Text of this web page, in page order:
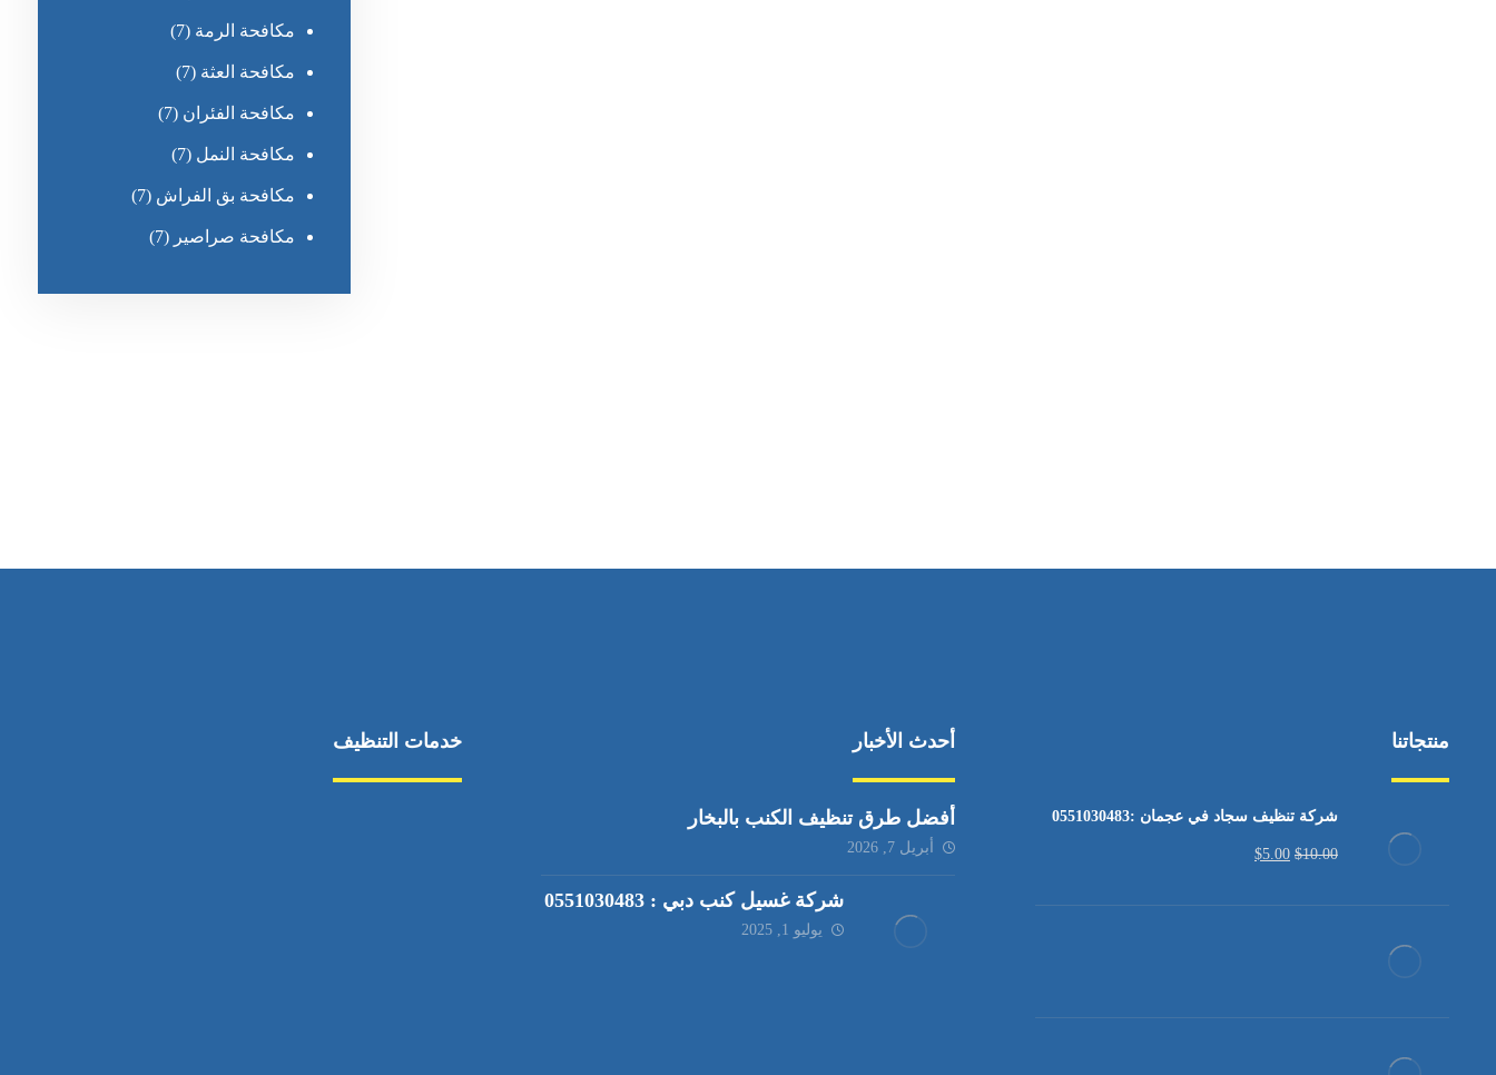
مكافحة الرمة (7)
مكافحة العثة (7)
مكافحة الفئران (7)
مكافحة النمل (7)
مكافحة بق الفراش (7)
مكافحة صراصير (7)
منتجاتنا
شركة تنظيف سجاد في عجمان :0551030483
$10.00
$5.00
أحدث الأخبار
أفضل طرق تنظيف الكنب بالبخار
أبريل 7, 2026
شركة غسيل كنب دبي : 0551030483
يوليو 1, 2025
خدمات التنظيف